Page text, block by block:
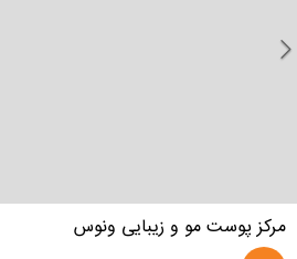
Next
مرکز پوست مو و زیبایی ونوس